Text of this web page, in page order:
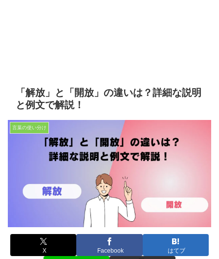
「解放」と「開放」の違いは？詳細な説明
と例文で解説！
言葉の使い分け
X Facebook はてブ